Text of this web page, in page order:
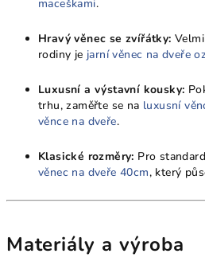
maceškami.
Hravý věnec se zvířátky:
rodiny je jarní věnec na dveře
Luxusní a výstavní kousky:
trhu, zaměřte se na luxusní
věnce na dveře.
Klasické rozměry: Pro
věnec na dveře 40cm, který
Materiály a výroba